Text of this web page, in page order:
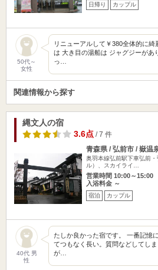
日帰り カップル
50代～
女性
リニューアルして￥380全体的に
は 大き目の湯船は ジャグジーがあ
っ…
関連情報から探す
縄文人の宿
3.6点/ 7 件
青森県 / 弘前市 / 嶽温
奥羽本線弘前駅下車弘前
ル）、スカイライ…
営業時間 10:00～15:00
入浴料金 ～
宿泊 カップル
40代 男
性
たしか良かった宿です。 一番記憶
てつもなく長い。質問などしてし
が…